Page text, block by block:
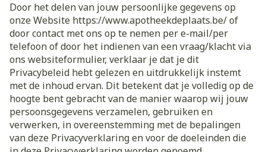
Door het delen van jouw persoonlijke gegevens op
onze Website https://www.apotheekdeplaats.be/ of
door contact met ons op te nemen per e-mail/per
telefoon of door het indienen van een vraag/klacht via
ons websiteformulier, verklaar je dat je dit
Privacybeleid hebt gelezen en uitdrukkelijk instemt
met de inhoud ervan. Dit betekent dat je volledig op de
hoogte bent gebracht van de manier waarop wij jouw
persoonsgegevens verzamelen, gebruiken en
verwerken, in overeenstemming met de bepalingen
van deze Privacyverklaring en voor de doeleinden die